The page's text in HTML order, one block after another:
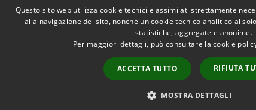
Questo sito web utilizza cookie tecnici e assimilati strettamente
alla navigazione del sito, nonché un cookie tecnico analitico al
statistiche, aggregate e anonime.
Per maggiori dettagli, può consultare la cookie
ACCETTA TUTTO RIFIUTA
MOSTRA DETTAGLI